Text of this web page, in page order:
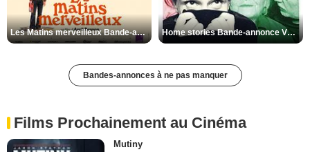
Les Matins merveilleux Bande-annonce VF Home stories Bande-annonce VO STFR
Bandes-annonces à ne pas manquer
Films Prochainement au Cinéma
Mutiny